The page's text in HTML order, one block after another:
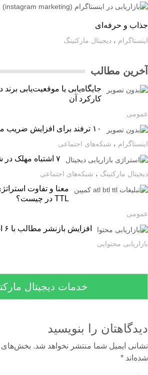
و حرفه‌ای
،دیجیتال مارکتینگ
مطالب
جایگاه‌یابی یا موقعیت‌یابی برند
کارکرد آن
۱۰ ترفند برای افزایش ضریب مشارکت در اینستاگرام
،شبکه‌های اجتماعی
مارکتینگ،شبکه‌های اجتماعی
TTL در چیست؟
افزایش بازنشر مطالب با ۶ استراتژی ساده
محتوایی
خدمات دیجیتال
را بنویسید
ایمیل شما منتشر نخواهد شد. بخش‌های
*